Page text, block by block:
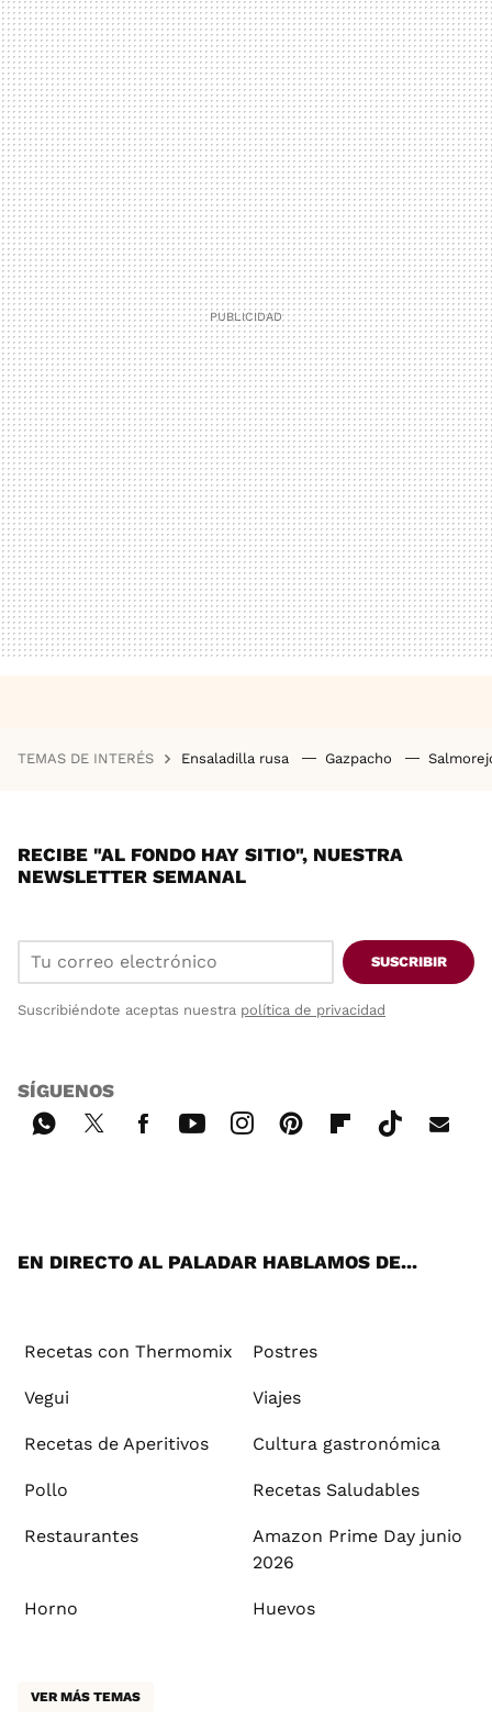
TEMAS DE INTERÉS Ensaladilla rusa Gazpacho
RECIBE "AL FONDO HAY SITIO", NUESTRA
NEWSLETTER SEMANAL
SUSCRIBIR
Suscribiéndote aceptas nuestra política de privacidad
SÍGUENOS
EN DIRECTO AL PALADAR HABLAMOS DE...
Recetas con Thermomix Postres
Vegui Viajes
Recetas de Aperitivos Cultura gastronómica
Pollo Recetas Saludables
Restaurantes
Amazon Prime Day junio
2026
Horno Huevos
VER MÁS TEMAS